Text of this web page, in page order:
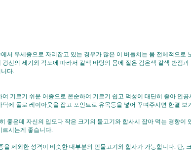
서 우세종으로 자리잡고 있는 경우가 많은 이 버들치는 몸 전체적으
선의 세기와 각도에 따라서 갈색 바탕의 몸에 짙은 검은색 갈색 반점
다.
기르기 쉬운 어종으로 온순하여 기르기 쉽고 먹성이 대단히 좋아 인
에 돌로 레이아웃을 잡고 포인트로 유목등을 넣어 꾸며주시면 한결 보
좋은데 자신의 입모다 작은 크기의 물고기와 합사시 잡아 먹는 경향
르시는게 좋습니다.
을 제외한 성격이 비슷한 대부분의 민물고기와 합사가 가능합니다. 단,